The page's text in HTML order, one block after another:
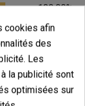
100.00%
0.00%
0.00%
0.00%
0.00%
cookies afin
des
Les
la publicité sont
optimisées sur